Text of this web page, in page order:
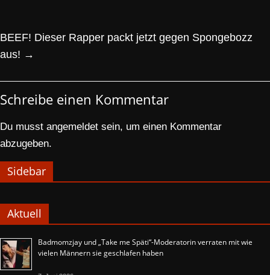
BEEF! Dieser Rapper packt jetzt gegen Spongebozz
aus! →
Schreibe einen Kommentar
Du musst angemeldet sein, um einen Kommentar
abzugeben.
Sidebar
Aktuell
Badmomzjay und „Take me Späti“-Moderatorin verraten mit wie
vielen Männern sie geschlafen haben